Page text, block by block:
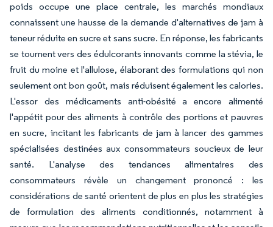
poids occupe une place centrale, les marchés mondiaux
connaissent une hausse de la demande d'alternatives de jam à
teneur réduite en sucre et sans sucre. En réponse, les fabricants
se tournent vers des édulcorants innovants comme la stévia, le
fruit du moine et l'allulose, élaborant des formulations qui non
seulement ont bon goût, mais réduisent également les calories.
L'essor des médicaments anti-obésité a encore alimenté
l'appétit pour des aliments à contrôle des portions et pauvres
en sucre, incitant les fabricants de jam à lancer des gammes
spécialisées destinées aux consommateurs soucieux de leur
santé. L'analyse des tendances alimentaires des
consommateurs révèle un changement prononcé : les
considérations de santé orientent de plus en plus les stratégies
de formulation des aliments conditionnés, notamment à